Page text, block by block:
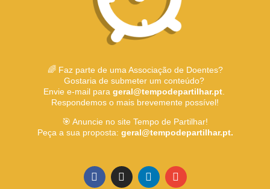
🌈 Faz parte de uma Associação de Doentes?
Gostaria de submeter um conteúdo?
Envie e-mail para geral@tempodepartilhar.pt.
Respondemos o mais brevemente possível!
🎯 Anuncie no site Tempo de Partilhar!
Peça a sua proposta: geral@tempodepartilhar.pt.